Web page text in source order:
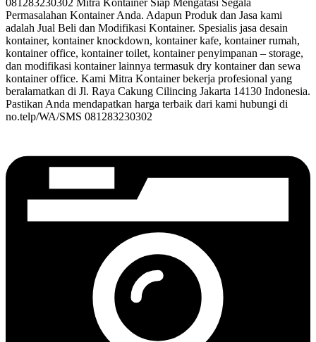
081283230302 Mitra Kontainer Siap Mengatasi Segala
Permasalahan Kontainer Anda. Adapun Produk dan Jasa kami
adalah Jual Beli dan Modifikasi Kontainer. Spesialis jasa desain
kontainer, kontainer knockdown, kontainer kafe, kontainer rumah,
kontainer office, kontainer toilet, kontainer penyimpanan – storage,
dan modifikasi kontainer lainnya termasuk dry kontainer dan sewa
kontainer office. Kami Mitra Kontainer bekerja profesional yang
beralamatkan di Jl. Raya Cakung Cilincing Jakarta 14130 Indonesia.
Pastikan Anda mendapatkan harga terbaik dari kami hubungi di
no.telp/WA/SMS 081283230302